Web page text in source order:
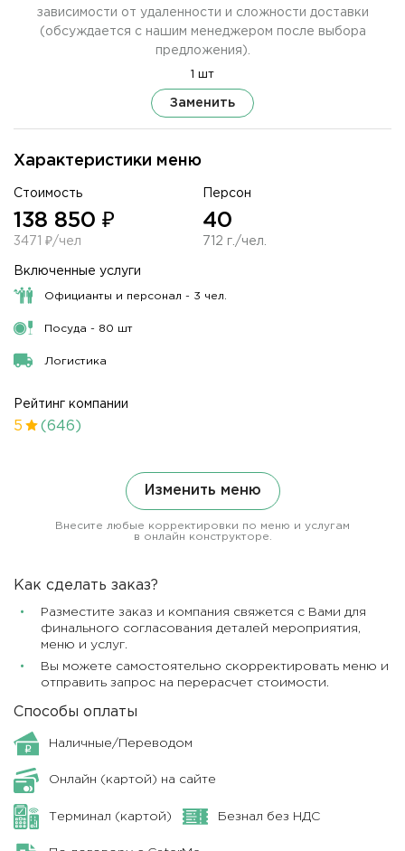
Характеристики меню
Стоимость
138 850 ₽
3471 ₽/чел
Персон
40
712 г./чел.
Включенные услуги
Официанты и персонал - 3 чел.
Посуда - 80 шт
Логистика
Рейтинг компании
5 (646)
Изменить меню
Внесите любые корректировки по меню и услугам
в онлайн конструкторе.
зависимости от удаленности и сложности доставки
(обсуждается с нашим менеджером после выбора
предложения).
1 шт
Заменить
Как сделать заказ?
Разместите заказ и компания свяжется с Вами для
финального согласования деталей мероприятия,
меню и услуг.
Вы можете самостоятельно скорректировать меню и
отправить запрос на перерасчет стоимости.
Способы оплаты
Наличные/Переводом
Онлайн (картой) на сайте
Терминал (картой) Безнал без НДС